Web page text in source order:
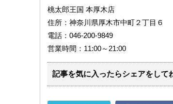
桃太郎王国 本厚木店
住所：神奈川県厚木市中町２丁目６
電話：046-200-9849
営業時間：11:00～21:00
記事を気に入ったらシェアをして